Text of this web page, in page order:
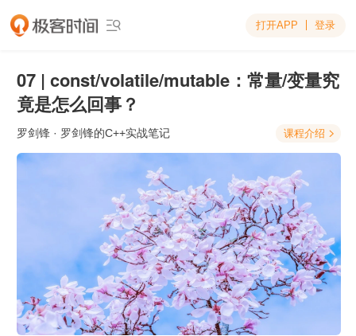
 打开APP 登录
07 | const/volatile/mutable：常量/变量究
竟是怎么回事？
罗剑锋 · 罗剑锋的C++实战笔记 课程介绍 